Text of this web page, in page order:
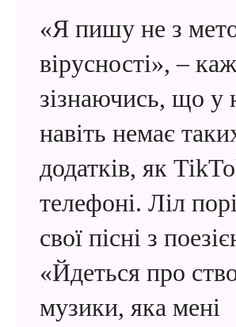
«Я пишу не з
вірусності», –
зізнаючись, що у
навіть немає
додатків, як
телефоні. Ліл
свої пісні з
«Йдеться про
музики, яка мені